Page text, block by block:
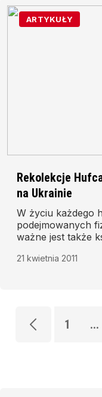
mistrzów słowa
Bakera. Dyrektor
Mykoła
ARTYKUŁY
Rekolekcje
na Ukrainie
W życiu każdego
podejmowanych
ważne jest także
21 kwietnia 2011
1 ...